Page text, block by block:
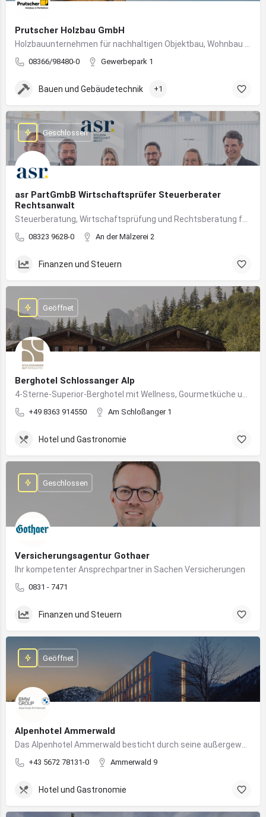
Prutscher Holzbau GmbH
08366/98480-0 Gewerbepark 1
Bauen und Gebäudetechnik +1
asr PartGmbB Wirtschaftsprüfer Steuerberater
Rechtsanwalt
08323 9628-0 An der Mälzerei 2
Geschlossen
Finanzen und Steuern
Berghotel Schlossanger Alp
+49 8363 914550 Am Schloßanger 1
Geöffnet
Hotel und Gastronomie
Versicherungsagentur Gothaer
Ihr kompetenter Ansprechpartner in Sachen Versicherungen
0831 - 7471
Geschlossen
Finanzen und Steuern
Alpenhotel Ammerwald
+43 5672 78131-0 Ammerwald 9
Geöffnet
Hotel und Gastronomie